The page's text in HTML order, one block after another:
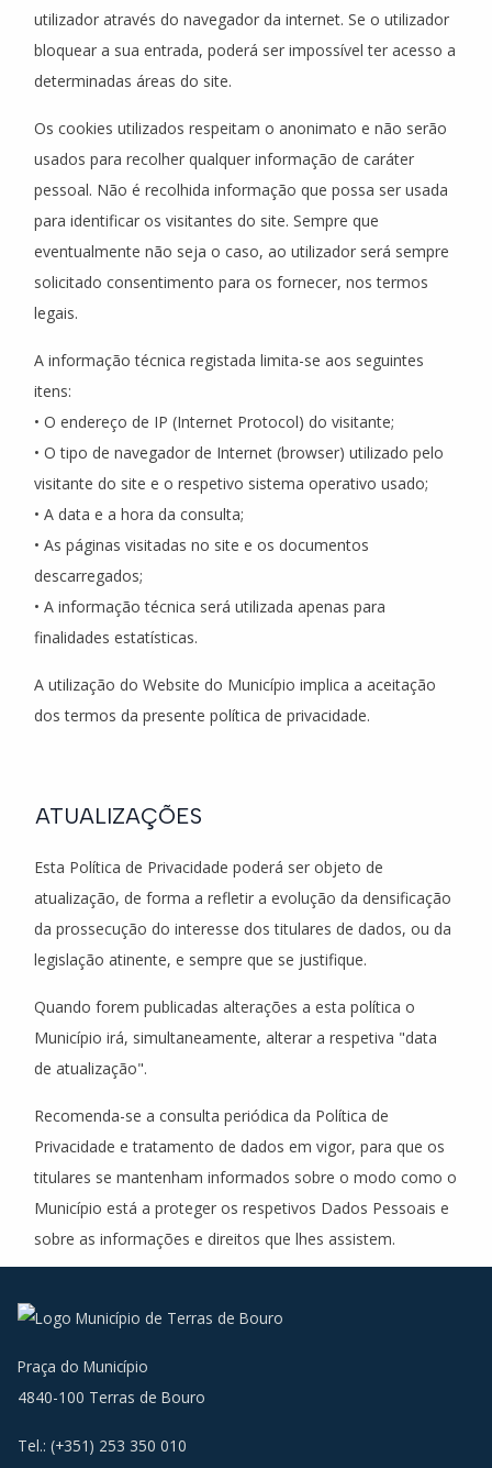
utilizador através do navegador da internet. Se o utilizador
bloquear a sua entrada, poderá ser impossível ter acesso a
determinadas áreas do site.
Os cookies utilizados respeitam o anonimato e não serão
usados para recolher qualquer informação de caráter
pessoal. Não é recolhida informação que possa ser usada
para identificar os visitantes do site. Sempre que
eventualmente não seja o caso, ao utilizador será sempre
solicitado consentimento para os fornecer, nos termos
legais.
A informação técnica registada limita-se aos seguintes
itens:
• O endereço de IP (Internet Protocol) do visitante;
• O tipo de navegador de Internet (browser) utilizado pelo
visitante do site e o respetivo sistema operativo usado;
• A data e a hora da consulta;
• As páginas visitadas no site e os documentos
descarregados;
• A informação técnica será utilizada apenas para
finalidades estatísticas.
A utilização do Website do Município implica a aceitação
dos termos da presente política de privacidade.
ATUALIZAÇÕES
Esta Política de Privacidade poderá ser objeto de
atualização, de forma a refletir a evolução da densificação
da prossecução do interesse dos titulares de dados, ou da
legislação atinente, e sempre que se justifique.
Quando forem publicadas alterações a esta política o
Município irá, simultaneamente, alterar a respetiva "data
de atualização".
Recomenda-se a consulta periódica da Política de
Privacidade e tratamento de dados em vigor, para que os
titulares se mantenham informados sobre o modo como o
Município está a proteger os respetivos Dados Pessoais e
sobre as informações e direitos que lhes assistem.
Praça do Município
4840-100 Terras de Bouro
Tel.: (+351) 253 350 010